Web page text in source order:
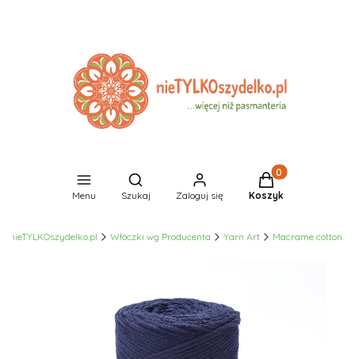
Menu
Otwórz wyszukiwarkę
Szukaj Zaloguj się
Produkty w
Koszyk
nieTYLKOszydelko.pl Włóczki wg Producenta Yarn Art Macrame cotton